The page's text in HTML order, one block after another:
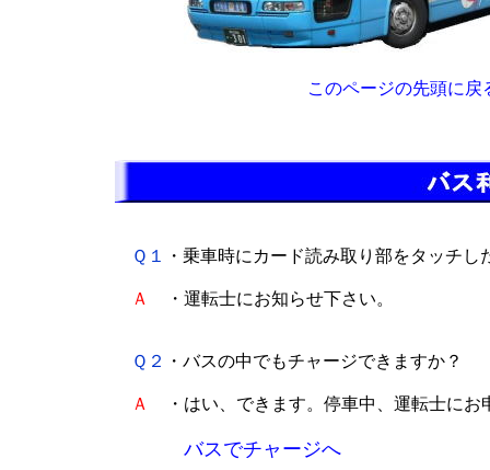
このページの先頭に戻
Ｑ１ ・乗車時にカード読み取り部をタッチ
Ａ ・運転士にお知らせ下さい。
Ｑ２ ・バスの中でもチャージできますか？
Ａ ・はい、できます。停車中、運転士にお
バスでチャージへ